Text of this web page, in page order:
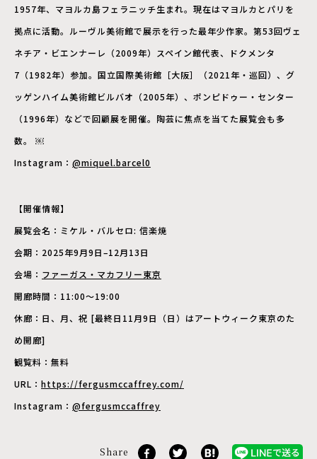
1957年、マヨルカ島フェラニッチ生まれ。現在はマヨルカとパリを
拠点に活動。ルーヴル美術館で展示を行った最年少作家。第53回ヴェ
ネチア・ビエンナーレ（2009年）スペイン館代表、ドクメンタ
7（1982年）参加。国立国際美術館［大阪］（2021年・巡回）、グ
ッゲンハイム美術館ビルバオ（2005年）、ポンピドゥー・センター
（1996年）などで回顧展を開催。陶芸に焦点を当てた展覧会も多
数。 ￼
Instagram： @miquel.barcel0
【開催情報】
展覧会名：ミケル・バルセロ: 信楽焼
会期：2025年9月9日–12月13日
会場： ファーガス・マカフリー東京
開廊時間：11:00〜19:00
休廊：日、月、祝 [最終日11月9日（日）はアートウィーク東京のた
め開廊]
観覧料：無料
URL： https://fergusmccaffrey.com/
Instagram： @fergusmccaffrey
Share